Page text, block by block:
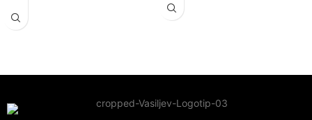
Pogodan za sve tipove kose,
pomaže u očuvanju intenziteta i
upotrebe, kosa je lakša za